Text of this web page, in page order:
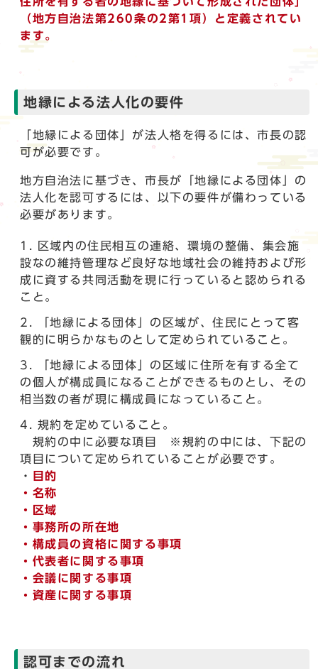
（地方自治法第260条の2第1項）と定義されてい
ます。
地縁による法人化の要件
「地縁による団体」が法人格を得るには、市長の認
可が必要です。
地方自治法に基づき、市長が「地縁による団体」の
法人化を認可するには、以下の要件が備わっている
必要があります。
区域内の住民相互の連絡、環境の整備、集会施
設なの維持管理など良好な地域社会の維持および形
成に資する共同活動を現に行っていると認められる
こと。
「地縁による団体」の区域が、住民にとって客
観的に明らかなものとして定められていること。
「地縁による団体」の区域に住所を有する全て
の個人が構成員になることができるものとし、その
相当数の者が現に構成員になっていること。
規約を定めていること。
規約の中に必要な項目 ※規約の中には、下記の
項目について定められていることが必要です。
・
目的
・名称
・
区域
・ 事務所の所在地
・ 構成員の資格に関する事項
・ 代表者に関する事項
・ 会議に関する事項
・ 資産に関する事項
認可までの流れ